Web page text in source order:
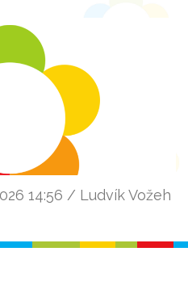
14:56 / Ludvík Vožeh